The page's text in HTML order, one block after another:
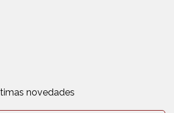
novedades